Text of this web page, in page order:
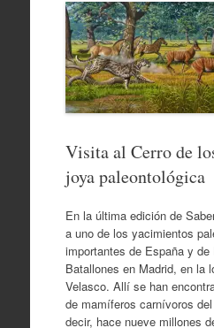
Visita al Cerro de
joya paleontológica
En la última edición de
a uno de los yacimientos
importantes de España y
Batallones en Madrid, en la
Velasco. Allí se han
de mamíferos carnívoros
decir, hace nueve millones